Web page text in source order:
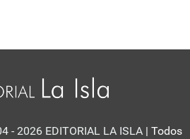
- 2026 EDITORIAL LA ISLA | Todos